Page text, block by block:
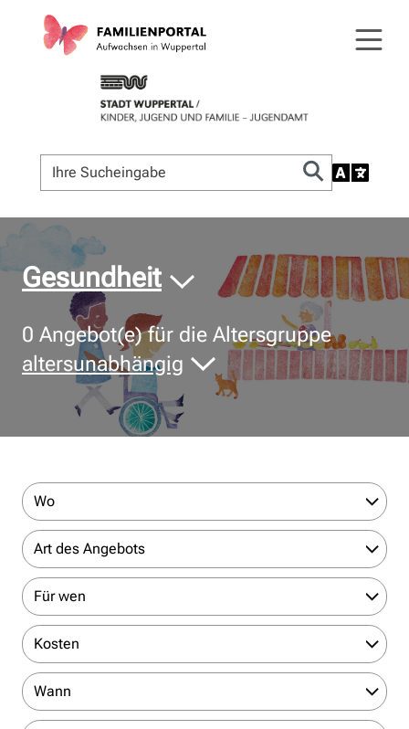
© Bildnachweis
Gesundheit
0 Angebot(e) für die Altersgruppe
altersunabhängig
Wo
Art des Angebots
Für wen
Kosten
Wann